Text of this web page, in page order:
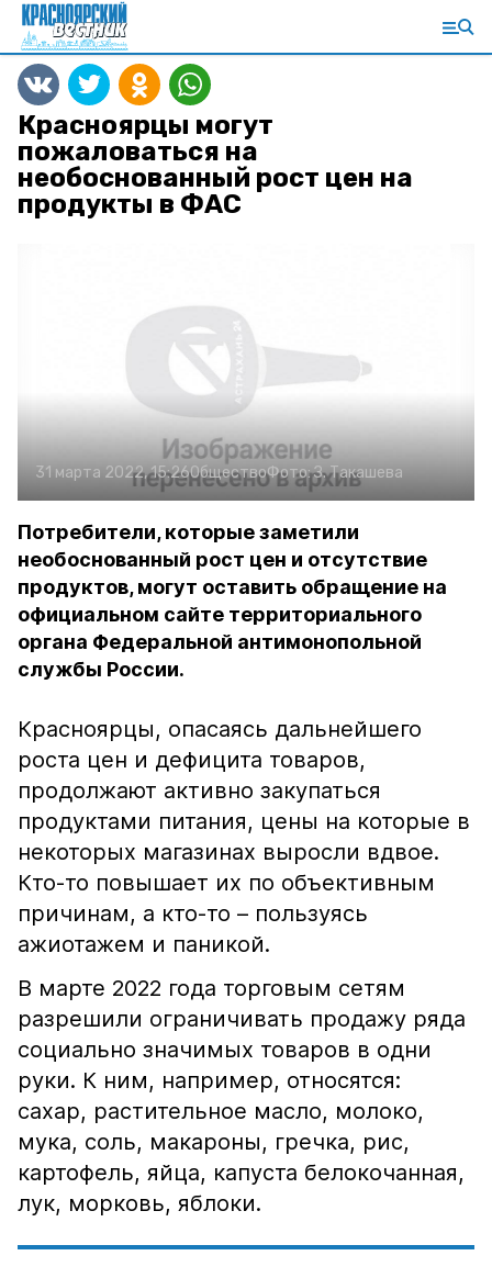
Красноярцы могут
пожаловаться на
необоснованный рост цен на
продукты в ФАС
31 марта 2022, 15:26ОбществоФото:З. Такашева
Потребители, которые заметили
необоснованный рост цен и отсутствие
продуктов, могут оставить обращение на
официальном сайте территориального
органа Федеральной антимонопольной
службы России.
Красноярцы, опасаясь дальнейшего
роста цен и дефицита товаров,
продолжают активно закупаться
продуктами питания, цены на которые в
некоторых магазинах выросли вдвое.
Кто-то повышает их по объективным
причинам, а кто-то – пользуясь
ажиотажем и паникой.
В марте 2022 года торговым сетям
разрешили ограничивать продажу ряда
социально значимых товаров в одни
руки. К ним, например, относятся:
сахар, растительное масло, молоко,
мука, соль, макароны, гречка, рис,
картофель, яйца, капуста белокочанная,
лук, морковь, яблоки.